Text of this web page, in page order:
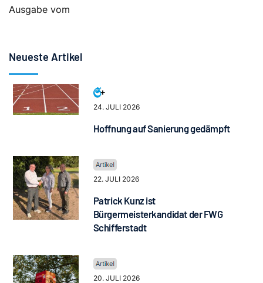
Ausgabe vom
Neueste Artikel
24. JULI 2026
Hoffnung auf Sanierung gedämpft
22. JULI 2026
Patrick Kunz ist
Bürgermeisterkandidat der FWG
Schifferstadt
20. JULI 2026